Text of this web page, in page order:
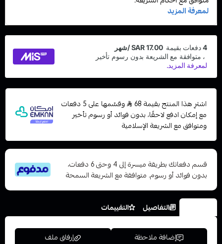
اشترِ هذا المنتج بقيمة 68
وقسّمها على 5 دفعات
مع إمكان ادفع لاحقًا، بدون فوائد أو رسوم تأخير
ومتوافق مع الشريعة الإسلامية
قسم دفعاتك بطريقة ميسرة إلى 4 وحتى 6 دفعات،
بدون فوائد أو رسوم. متوافقة مع الشريعة السمحة
التفاصيل التقييمات
إضافة ملاحظة إرفاق ملف